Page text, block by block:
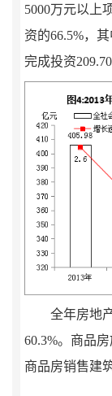
5000万元以上
资的66.5%，
完成投资209.70
全年房地
60.3%。商品
商品房销售建